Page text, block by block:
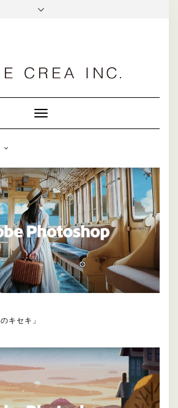
Toggle
Navigation
キセキ」